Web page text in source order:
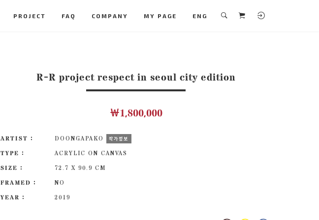
PROJECT FAQ COMPANY MY PAGE ENG
R-R project respect in seoul city edition
￦1,800,000
ARTIST : DOONGAPAKO 작가정보
TYPE :
ACRYLIC ON CANVAS
SIZE :
72.7 X 90.9 CM
FRAMED :
NO
YEAR :
2019